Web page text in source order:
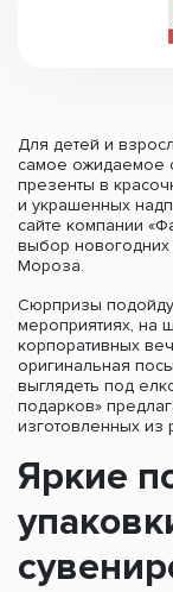
Для детей и
самое ожидаемое
презенты в
и украшенных
сайте компании
выбор
Мороза.
Сюрпризы
мероприятиях, на
корпоративных
оригинальная
выглядеть под
подарков»
изготовленных из
Яркие